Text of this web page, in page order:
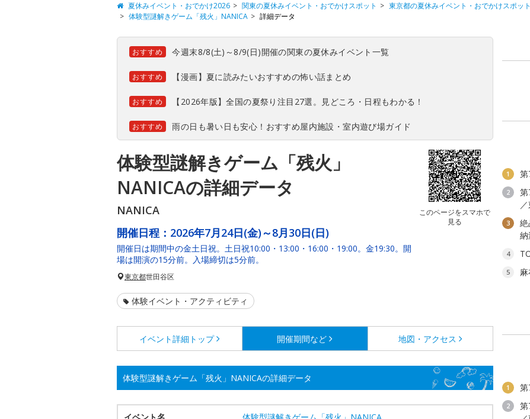
夏休みイベント・おでかけ2026 関東の夏休みイベント・おでかけスポット 東京都の夏休みイベント・おでかけスポット
体験型謎解きゲーム「残火」NANICA
詳細データ
おすすめ 今週末8/8(土)～8/9(日)開催の関東の夏休みイベント一覧
おすすめ 【漫画】夏に読みたいおすすめの怖い話まとめ
おすすめ 【2026年版】全国の夏祭り注目27選。見どころ・日程もわかる！
おすすめ 雨の日も暑い日も安心！おすすめ屋内施設・室内遊び場ガイド
体験型謎解きゲーム「残火」
NANICAの詳細データ
NANICA
このページをスマホで
見る
開催日程： 2026年7月24日(金)～8月30日(日)
開催日は期間中の金土日祝。土日祝10:00・13:00・16:00・19:00。金19:30。開
場は開演の15分前。入場締切は5分前。
東京都世田谷区
体験イベント・アクティビティ
イベント詳細 トップ 開催期間など 地図・アクセス
体験型謎解きゲーム「残火」NANICAの詳細データ
1
2
3
4
5
1
2